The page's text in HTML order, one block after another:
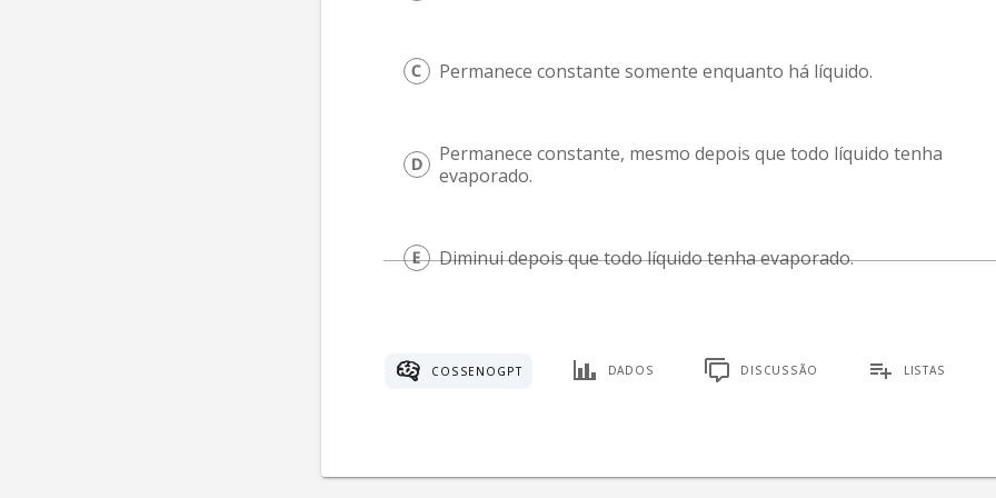
Permanece constante somente enquanto há líquido.
Permanece constante, mesmo depois que todo líquido tenha
evaporado.
Diminui depois que todo líquido tenha evaporado.
COSSENOGPT DADOS DISCUSSÃO LISTAS